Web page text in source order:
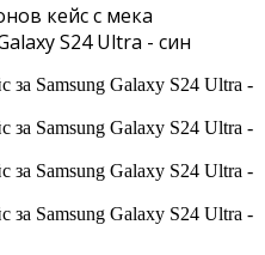
кейс с мека
S24 Ultra - син